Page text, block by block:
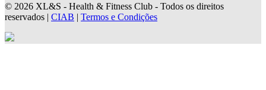
© 2026 XL&S - Health & Fitness Club - Todos os direitos
reservados | CIAB | Termos e Condições